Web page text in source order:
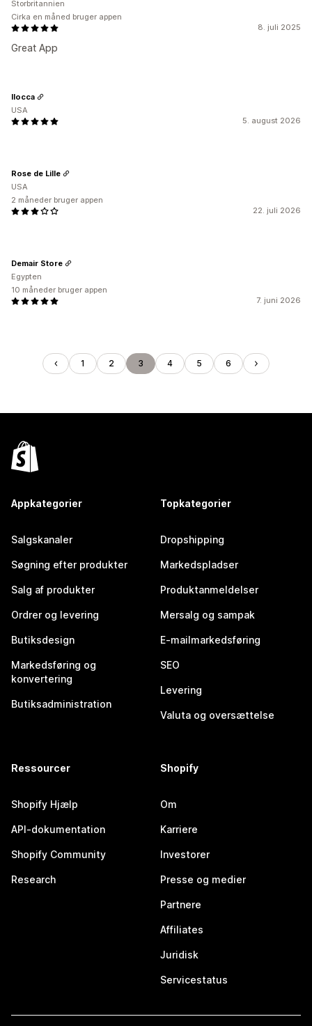
8. juli 2025
Great App
Storbritannien
Cirka en måned bruger appen
5. august 2026
Ilocca
USA
22. juli 2026
Rose de Lille
USA
2 måneder bruger appen
7. juni 2026
Demair Store
Egypten
10 måneder bruger appen
1 2 3 4 5 6
Appkategorier
Salgskanaler
Søgning efter produkter
Salg af produkter
Ordrer og levering
Butiksdesign
Markedsføring og
konvertering
Butiksadministration
Topkategorier
Dropshipping
Markedspladser
Produktanmeldelser
Mersalg og sampak
E-mailmarkedsføring
SEO
Levering
Valuta og oversættelse
Ressourcer
Shopify Hjælp
API-dokumentation
Shopify Community
Research
Shopify
Om
Karriere
Investorer
Presse og medier
Partnere
Affiliates
Juridisk
Servicestatus